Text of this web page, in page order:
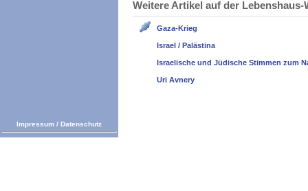
Weitere Artikel auf der
Gaza-Krieg
Israel / Palästina
Israelische und Jüdische Stimmen zum
Uri Avnery
Impressum / Datenschutz